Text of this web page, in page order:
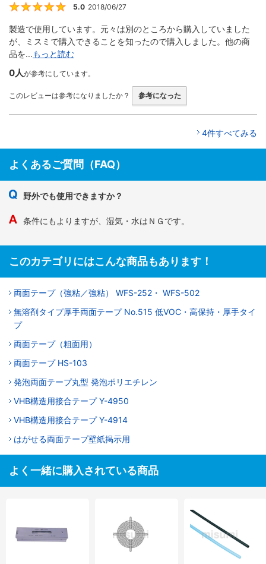
5
5.0 2018/06/27
製造で使用しています。元々は別のところから購入していました
が、ミスミで購入できることを知ったので購入しました。他の商
品を...もっと読む
0人が参考にしています。
このレビューは参考になりましたか？ 参考になった
4件すべてみる
よくあるご質問（FAQ）
野外でも使用できますか？
条件にもよりますが、湿気・水はＮＧです。
このカテゴリにはこんな商品もあります！
両面テープ（強粘／強粘） WFS-252・ WFS-502
無溶剤タイプ厚手両面テープ No.515 低VOC・高保持・厚手タイ
プ
両面テープ（粗面用）
両面テープ HS-103
発泡両面テープ丸型 発泡ポリエチレン
VHB構造用接合テープ Y-4950
VHB構造用接合テープ Y-4914
はがせる両面テープ壁紙掲示用
よく一緒に購入されている商品